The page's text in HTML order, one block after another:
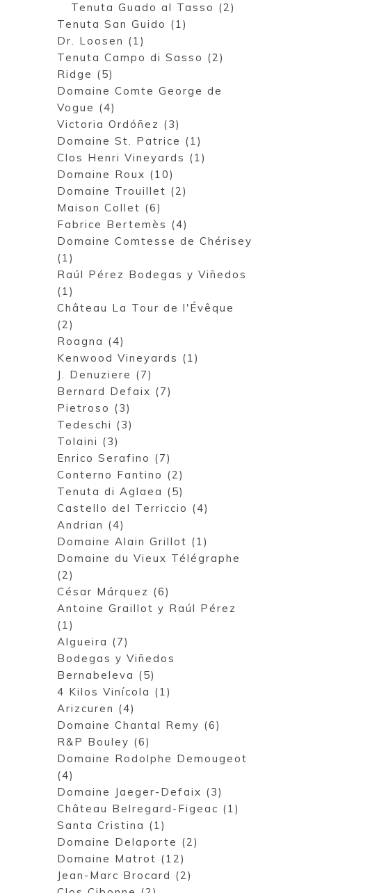
Tenuta Guado al Tasso (2)
Tenuta San Guido (1)
Dr. Loosen (1)
Tenuta Campo di Sasso (2)
Ridge (5)
Domaine Comte George de
Vogue (4)
Victoria Ordóñez (3)
Domaine St. Patrice (1)
Clos Henri Vineyards (1)
Domaine Roux (10)
Domaine Trouillet (2)
Maison Collet (6)
Fabrice Bertemès (4)
Domaine Comtesse de Chérisey
(1)
Raúl Pérez Bodegas y Viñedos
(1)
Château La Tour de l'Évêque
(2)
Roagna (4)
Kenwood Vineyards (1)
J. Denuziere (7)
Bernard Defaix (7)
Pietroso (3)
Tedeschi (3)
Tolaini (3)
Enrico Serafino (7)
Conterno Fantino (2)
Tenuta di Aglaea (5)
Castello del Terriccio (4)
Andrian (4)
Domaine Alain Grillot (1)
Domaine du Vieux Télégraphe
(2)
César Márquez (6)
Antoine Graillot y Raúl Pérez
(1)
Algueira (7)
Bodegas y Viñedos
Bernabeleva (5)
4 Kilos Vinícola (1)
Arizcuren (4)
Domaine Chantal Remy (6)
R&P Bouley (6)
Domaine Rodolphe Demougeot
(4)
Domaine Jaeger-Defaix (3)
Château Belregard-Figeac (1)
Santa Cristina (1)
Domaine Delaporte (2)
Domaine Matrot (12)
Jean-Marc Brocard (2)